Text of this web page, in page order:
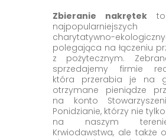
Zbieranie nakrętekto
charytatywno-
polegająca na łączeniu
z pożytecznym.
sprzedajemy firmie
która przerabia je na
otrzymane pieniądze
na konto
Ponidzianie, którzy nie
na naszym
Krwiodawstwa, ale także